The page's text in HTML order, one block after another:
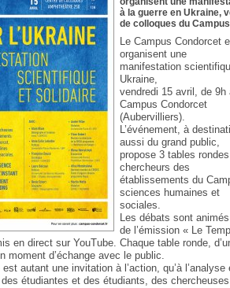
à la guerre en Ukraine,
de colloques du
Le Campus Condorcet
organisent une
manifestation
Ukraine,
vendredi 15 avril, de
Campus Condorcet
(Aubervilliers).
L’événement, à
aussi du grand public,
propose 3 tables
chercheurs des
établissements du
sciences humaines et
sociales.
Les débats sont
de l’émission « Le
en direct sur YouTube. Chaque table ronde,
moment d’échange avec le public.
autant une invitation à l’action, qu’à
étudiantes et des étudiants, des